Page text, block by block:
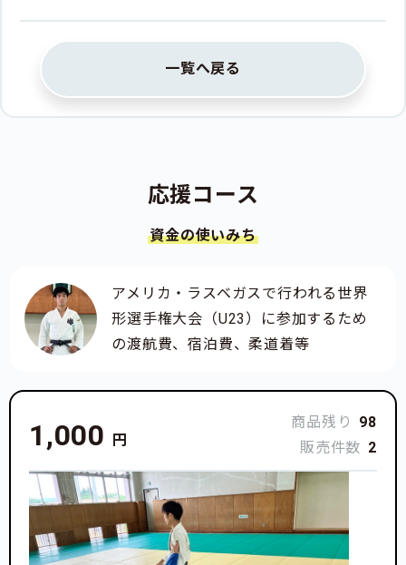
一覧へ戻る
応援コース
資金の使いみち
アメリカ・ラスベガスで行われる世界
形選手権大会（U23）に参加するため
の渡航費、宿泊費、柔道着等
1,000 円
商品残り
98
販売件数 2